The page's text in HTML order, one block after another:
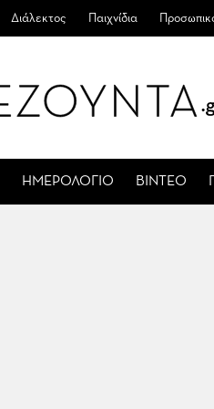
Διάλεκτος Παιχνίδια
ΗΜΕΡΟΛΟΓΙΟ ΒΙΝΤΕΟ